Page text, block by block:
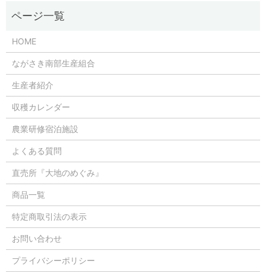
HOME
ながさき南部生産組合
生産者紹介
収穫カレンダー
農業研修宿泊施設
よくある質問
直売所『大地のめぐみ』
商品一覧
特定商取引法の表示
お問い合わせ
プライバシーポリシー